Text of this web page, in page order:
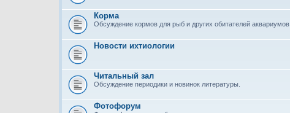
Корма
Обсуждение кормов для рыб и других обитателей аквариумов
Новости ихтиологии
Читальный зал
Обсуждение периодики и новинок литературы.
Фотофорум